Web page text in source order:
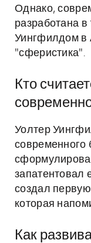
Однако,
разработана в
Уингфилдом в
"сферистика".
Кто
Уолтер
современного
запатентовал
создал
которая
Как